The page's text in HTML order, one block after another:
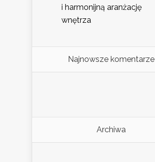
i harmonijną aranżację
wnętrza
Najnowsze komentarze
Archiwa